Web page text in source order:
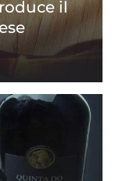
il